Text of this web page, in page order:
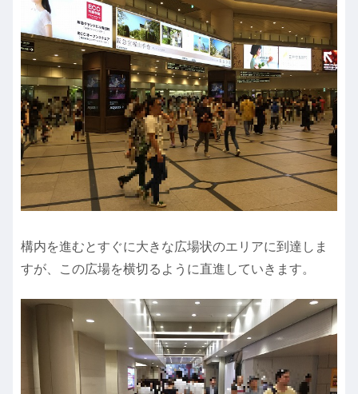
構内を進むとすぐに大きな広場状のエリアに到達しま
すが、この広場を横切るように直進していきます。